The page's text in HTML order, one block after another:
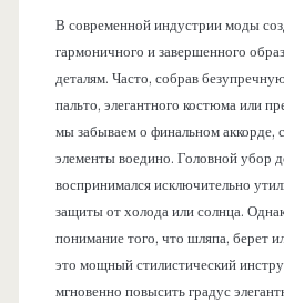
В современной индустрии моды
гармоничного и завершенного
деталям. Часто, собрав
пальто, элегантного костюма или
мы забываем о финальном аккорде,
элементы воедино. Головной убор
воспринимался исключительно
защиты от холода или солнца.
понимание того, что шляпа, берет
это мощный стилистический
мгновенно повысить градус